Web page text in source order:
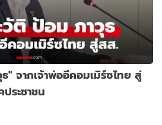
" จากเจ้าพ่ออีคอมเมิร์ซไทย สู่
ระชาชน